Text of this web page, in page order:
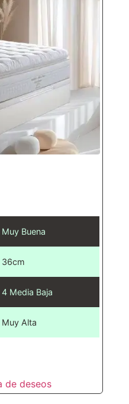
Muy Buena
36cm
4 Media Baja
Muy Alta
de deseos